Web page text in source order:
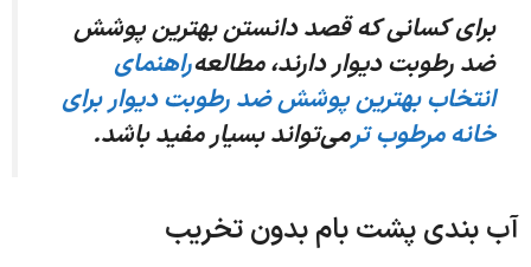
کسانی که قصد دانستن بهترین پوشش
رطوبت دیوار دارند، مطالعهراهنمای
بهترین پوشش ضد رطوبت دیوار برای
مرطوب ترمی‌تواند بسیار مفید باشد.
بندی پشت بام بدون تخریب